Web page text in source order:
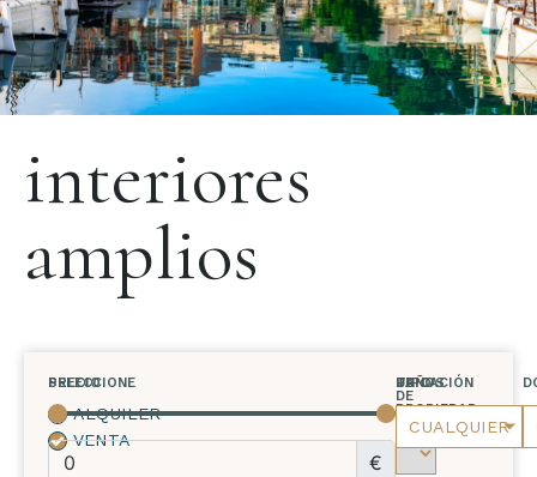
interiores
amplios
SELECCIONE
ALQUILER
VENTA
PRECIO
€
UBICACIÓN
TIPO
DE
PROPIEDAD
BAÑOS
CUALQUIER